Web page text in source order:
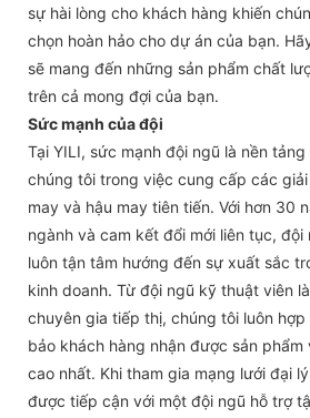
sự hài lòng cho khách hàng khiến
chọn hoàn hảo cho dự án của bạn.
sẽ mang đến những sản phẩm chất
trên cả mong đợi của bạn.
Sức mạnh của đội
Tại YILI, sức mạnh đội ngũ là nền
chúng tôi trong việc cung cấp các
may và hậu may tiên tiến. Với hơn 30
ngành và cam kết đổi mới liên tục,
luôn tận tâm hướng đến sự xuất sắc
kinh doanh. Từ đội ngũ kỹ thuật viên
chuyên gia tiếp thị, chúng tôi luôn
bảo khách hàng nhận được sản
cao nhất. Khi tham gia mạng lưới đại
được tiếp cận với một đội ngũ hỗ trợ